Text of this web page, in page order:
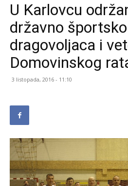
U Karlovcu
državno
dragovoljaca i
Domovinskog
3 listopada, 2016 - 11:10